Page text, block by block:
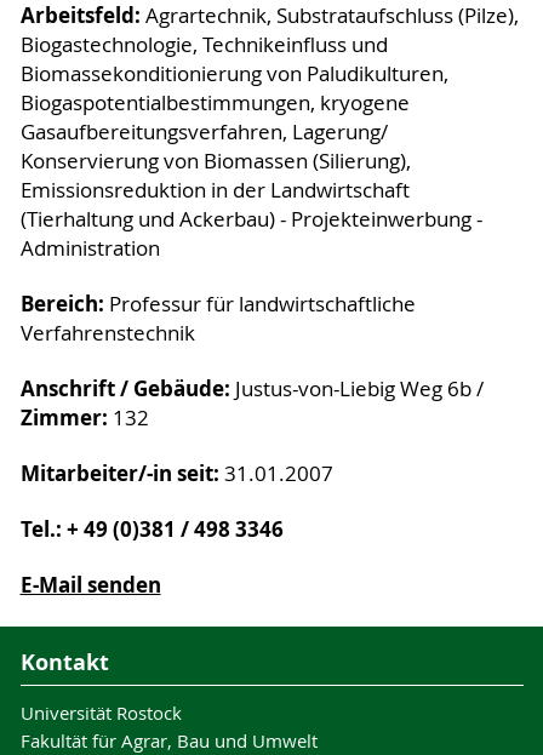
Arbeitsfeld: Agrartechnik, Substrataufschluss (Pilze),
Biogastechnologie, Technikeinfluss und
Biomassekonditionierung von Paludikulturen,
Biogaspotentialbestimmungen, kryogene
Gasaufbereitungsverfahren, Lagerung/
Konservierung von Biomassen (Silierung),
Emissionsreduktion in der Landwirtschaft
(Tierhaltung und Ackerbau) - Projekteinwerbung -
Administration
Bereich: Professur für landwirtschaftliche
Verfahrenstechnik
Anschrift / Gebäude: Justus-von-Liebig Weg 6b /
Zimmer: 132
Mitarbeiter/-in seit: 31.01.2007
Tel.: + 49 (0)381 / 498 3346
E-Mail senden
Kontakt
Universität Rostock
Fakultät für Agrar, Bau und Umwelt